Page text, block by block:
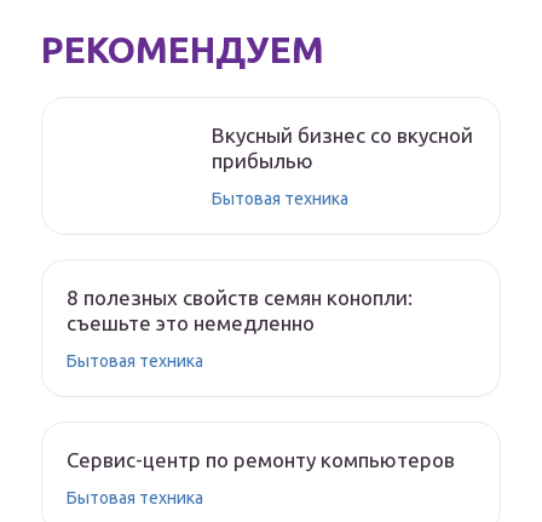
РЕКОМЕНДУЕМ
Вкусный бизнес со вкусной
прибылью
Бытовая техника
8 полезных свойств семян конопли:
съешьте это немедленно
Бытовая техника
Сервис-центр по ремонту компьютеров
Бытовая техника